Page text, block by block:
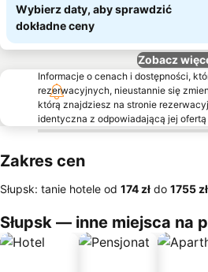
Wybierz daty, aby sprawdzić
dokładne ceny
Zobacz
Informacje o cenach i dostępności,
rezerwacyjnych, nieustannie się
którą znajdziesz na stronie
identyczna z odpowiadającą jej
Zakres cen
Słupsk: tanie hotele od ‎174 zł do ‎1755 zł
Słupsk — inne miejsca na